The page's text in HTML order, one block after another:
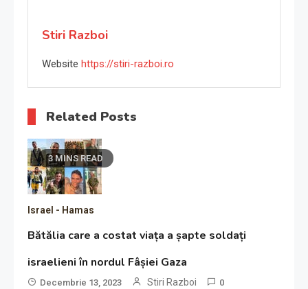
Stiri Razboi
Website https://stiri-razboi.ro
Related Posts
3 MINS READ
Israel - Hamas
Bătălia care a costat viața a șapte soldați
israelieni în nordul Fâșiei Gaza
Decembrie 13, 2023 Stiri Razboi 0